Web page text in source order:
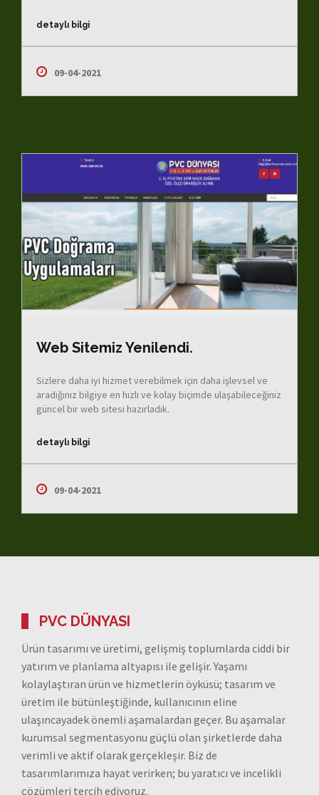
detaylı bilgi
09-04-2021
Web Sitemiz Yenilendi.
Sizlere daha iyi hizmet verebilmek için daha işlevsel ve
aradığınız bilgiye en hızlı ve kolay biçimde ulaşabileceğiniz
güncel bir web sitesi hazırladık.
detaylı bilgi
09-04-2021
PVC DÜNYASI
Ürün tasarımı ve üretimi, gelişmiş toplumlarda ciddi bir
yatırım ve planlama altyapısı ile gelişir. Yaşamı
kolaylaştıran ürün ve hizmetlerin öyküsü; tasarım ve
üretim ile bütünleştiğinde, kullanıcının eline
ulaşıncayadek önemli aşamalardan geçer. Bu aşamalar
kurumsal segmentasyonu güçlü olan şirketlerde daha
verimli ve aktif olarak gerçekleşir. Biz de
tasarımlarımıza hayat verirken; bu yaratıcı ve incelikli
çözümleri tercih ediyoruz.